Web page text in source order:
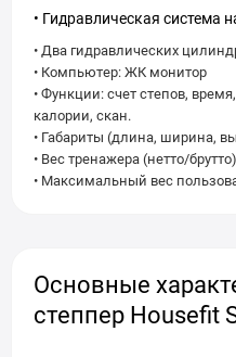
• Гидравлическая система
• Два гидравлических
• Компьютер: ЖК монитор
• Функции: счет степов,
калории, скан.
• Габариты (длина, ширина,
• Вес тренажера (нетто/
• Максимальный вес
Основные
степпер Housefit